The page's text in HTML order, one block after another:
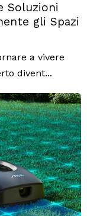
Soluzioni
gli Spazi
a vivere
divent...